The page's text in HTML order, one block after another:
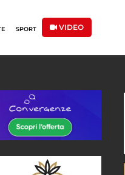
SPORT VIDEO